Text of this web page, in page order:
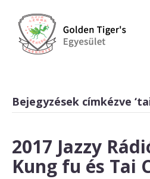
Bejegyzések címkézve
2017 Jazzy
Kung fu és Tai